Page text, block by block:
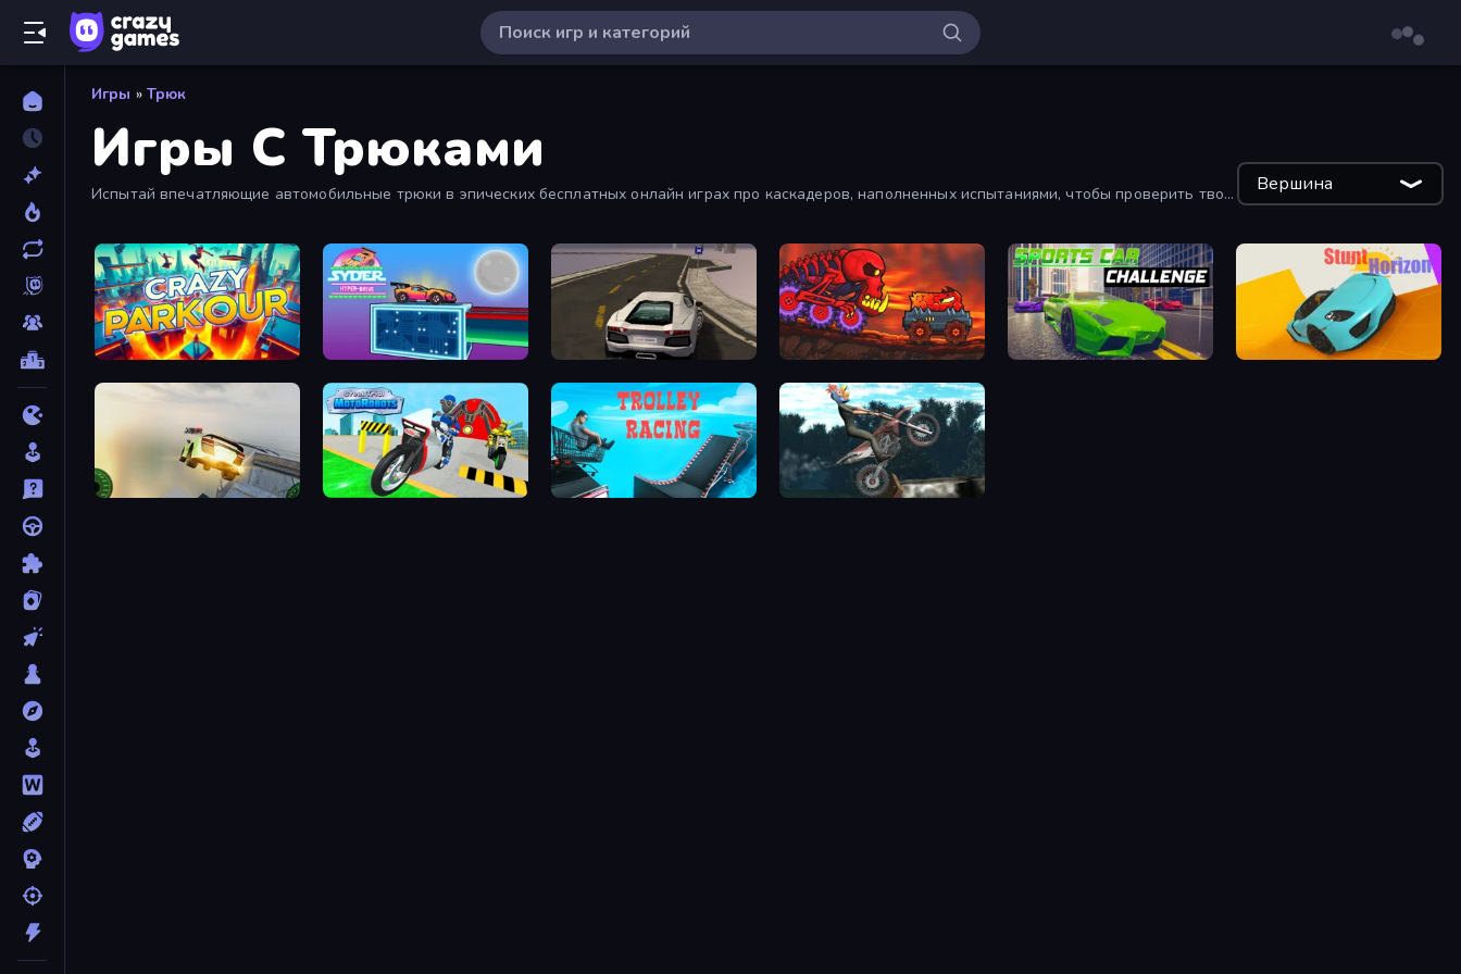
Игры » Трюк
Игры С Трюками
Испытай впечатляющие автомобильные трюки в эпических бесплатных онлайн играх про каскадеров, наполненных испытаниями, чтобы проверить твою
Вершина
Crazy Parkour Syder Hyper Drive Grand Stunt Auto Car Eats Car: Volcanic Adventure Sports Car Challenge Stunt Horizon
Grand Stunt Auto 2 Moto Robots: Steel Trial Trolley Racing Bike Trial Xtreme Forest